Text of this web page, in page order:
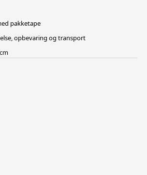
pakketape
opbevaring og transport